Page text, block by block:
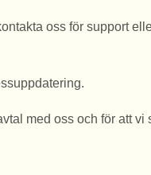
oss för support
med oss och för att